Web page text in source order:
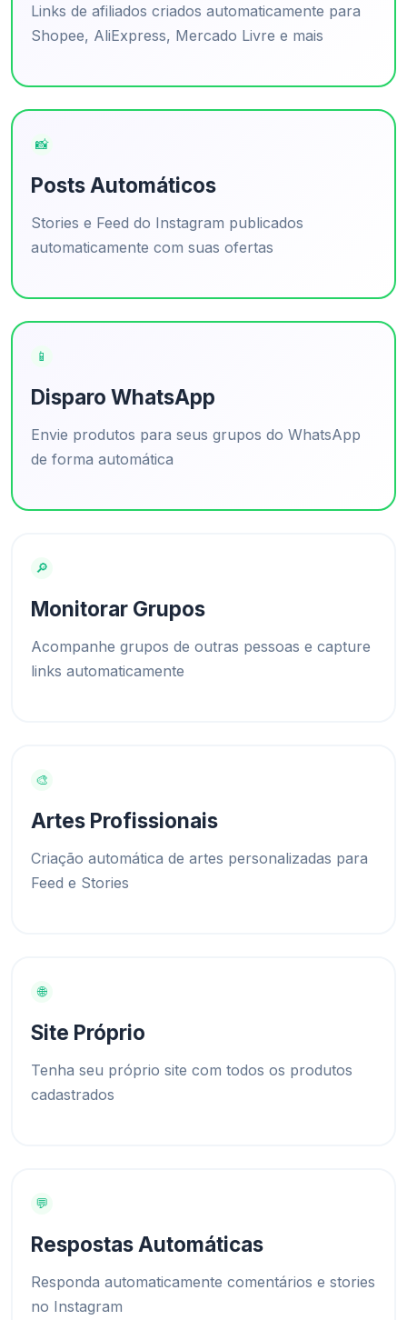
Links de afiliados criados automaticamente para
Shopee, AliExpress, Mercado Livre e mais
📸
Posts Automáticos
Stories e Feed do Instagram publicados
automaticamente com suas ofertas
📱
Disparo WhatsApp
Envie produtos para seus grupos do WhatsApp
de forma automática
🔎
Monitorar Grupos
Acompanhe grupos de outras pessoas e capture
links automaticamente
🎨
Artes Profissionais
Criação automática de artes personalizadas para
Feed e Stories
🌐
Site Próprio
Tenha seu próprio site com todos os produtos
cadastrados
💬
Respostas Automáticas
Responda automaticamente comentários e stories
no Instagram